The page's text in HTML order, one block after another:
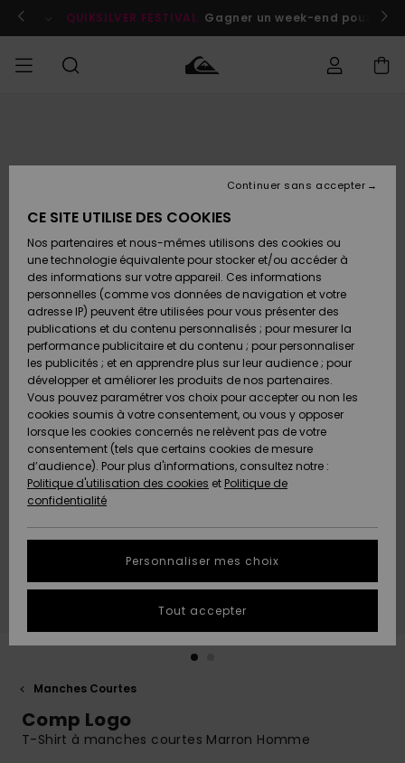
l'information
le
QUIKSILVER FESTIVAL Gagner un week-end pour
Chaussures
& Tongs
Surf
Snow
Nouveautés
A
Découvrir
Chaussures
& Tongs
Surf
Snow
Nouveautés
A
Découvrir
FEMME
A
Découvrir
Snow
SURF
Surf
Shop
Enfant
Highlights
Communauté
SNOW
Snow
Shop
Enfant
Snow
Shop
Femme
A
Découvrir
Communauté
OUTLET
Enfant
Outlet
Femme
AIDE &
CONTACT
Retours
Paiement
Carte
Cadeau
Quiksilver
Freedom
Protection
des
tailles
conversation
obtenir la
plus rapide
à votre
MAGASINS
QUIKSILVER
Manches Courtes
Comp Logo
T-Shirt à manches courtes Marron Homme
CE SITE UTILISE DES COOKIES
Nos partenaires et nous-mêmes utilisons des cookies ou
une technologie équivalente pour stocker et/ou accéder à
des informations sur votre appareil. Ces informations
personnelles (comme vos données de navigation et votre
adresse IP) peuvent être utilisées pour vous présenter des
publications et du contenu personnalisés ; pour mesurer la
performance publicitaire et du contenu ; pour personnaliser
les publicités ; et en apprendre plus sur leur audience ; pour
développer et améliorer les produits de nos partenaires.
Vous pouvez paramétrer vos choix pour accepter ou non les
cookies soumis à votre consentement, ou vous y opposer
lorsque les cookies concernés ne relèvent pas de votre
consentement (tels que certains cookies de mesure
d’audience). Pour plus d'informations, consultez notre :
Politique d'utilisation des cookies et Politique de
confidentialité
Personnaliser mes choix
Continuer sans accepter
Tout accepter